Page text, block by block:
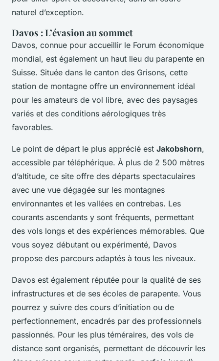
naturel d’exception.
Davos : L’évasion au sommet
Davos, connue pour accueillir le Forum économique
mondial, est également un haut lieu du parapente en
Suisse. Située dans le canton des Grisons, cette
station de montagne offre un environnement idéal
pour les amateurs de vol libre, avec des paysages
variés et des conditions aérologiques très
favorables.
Le point de départ le plus apprécié est Jakobshorn,
accessible par téléphérique. À plus de 2 500 mètres
d’altitude, ce site offre des départs spectaculaires
avec une vue dégagée sur les montagnes
environnantes et les vallées en contrebas. Les
courants ascendants y sont fréquents, permettant
des vols longs et des expériences mémorables. Que
vous soyez débutant ou expérimenté, Davos
propose des parcours adaptés à tous les niveaux.
Davos est également réputée pour la qualité de ses
infrastructures et de ses écoles de parapente. Vous
pourrez y suivre des cours d’initiation ou de
perfectionnement, encadrés par des professionnels
passionnés. Pour les plus téméraires, des vols de
distance sont organisés, permettant de découvrir les